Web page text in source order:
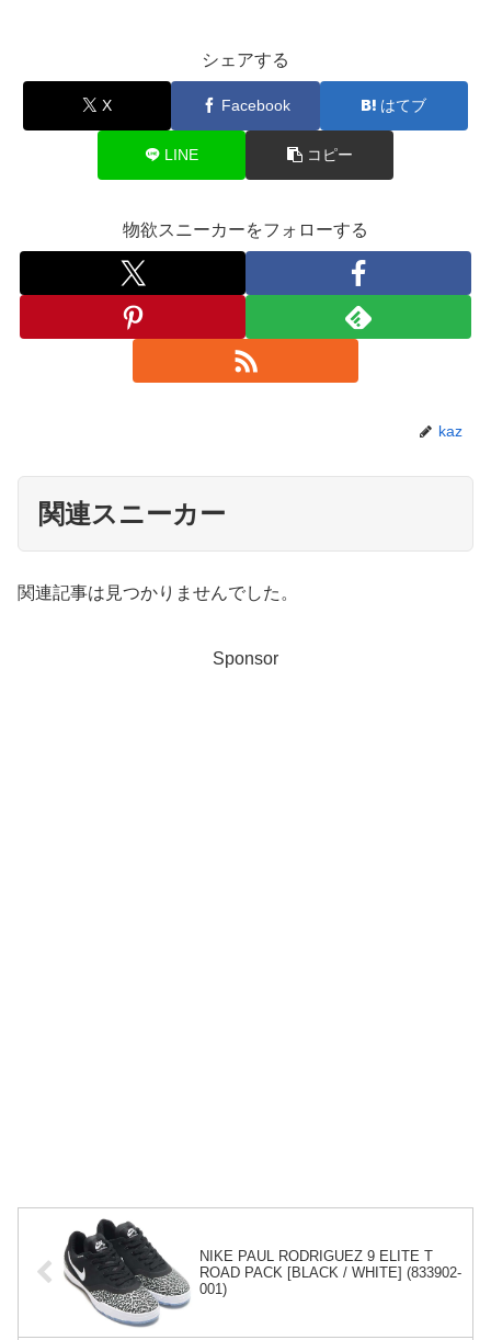
シェアする
X Facebook はてブ
LINE コピー
物欲スニーカーをフォローする
kaz
関連スニーカー
関連記事は見つかりませんでした。
Sponsor
NIKE PAUL RODRIGUEZ 9 ELITE T
ROAD PACK [BLACK / WHITE] (833902-
001)